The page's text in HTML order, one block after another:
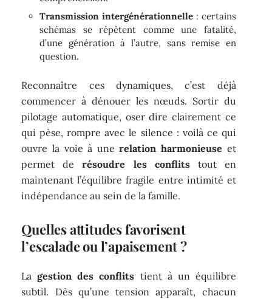
Transmission intergénérationnelle : certains
schémas se répètent comme une fatalité,
d’une génération à l’autre, sans remise en
question.
Reconnaître ces dynamiques, c’est déjà
commencer à dénouer les nœuds. Sortir du
pilotage automatique, oser dire clairement ce
qui pèse, rompre avec le silence : voilà ce qui
ouvre la voie à unerelation harmonieuse et
permet derésoudre les conflitstout en
maintenant l’équilibre fragile entre intimité et
indépendance au sein de la famille.
Quelles attitudes favorisent
l’escalade ou l’apaisement ?
Lagestion des conflits tient à un équilibre
subtil. Dès qu’une tension apparaît, chacun